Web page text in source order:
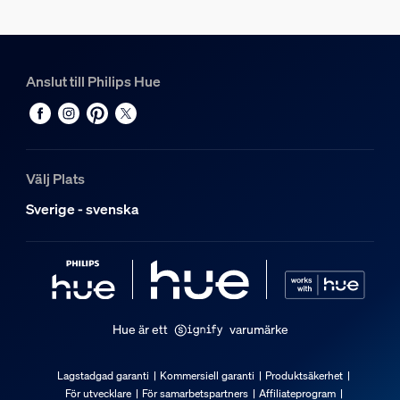
Bruttovikt
Höjd
243 mm
Bredd
257 mm
Materialnummer (12NC)
929004611102
Förpackningsinformation
8721103089212
Anslut till Philips Hue
Välj Plats
Sverige - svenska
Hue är ett varumärke
Lagstadgad garanti Kommersiell garanti
Produktsäkerhet
För utvecklare
För samarbetspartners Affiliateprogram